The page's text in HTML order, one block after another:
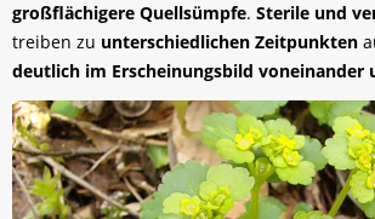
großflächigere Quellsümpfe. Sterile und
treiben zu unterschiedlichen Zeitpunkten
deutlich im Erscheinungsbild voneinander